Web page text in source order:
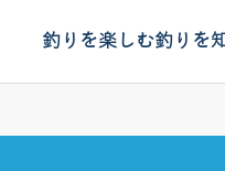
釣りを楽しむ釣りを